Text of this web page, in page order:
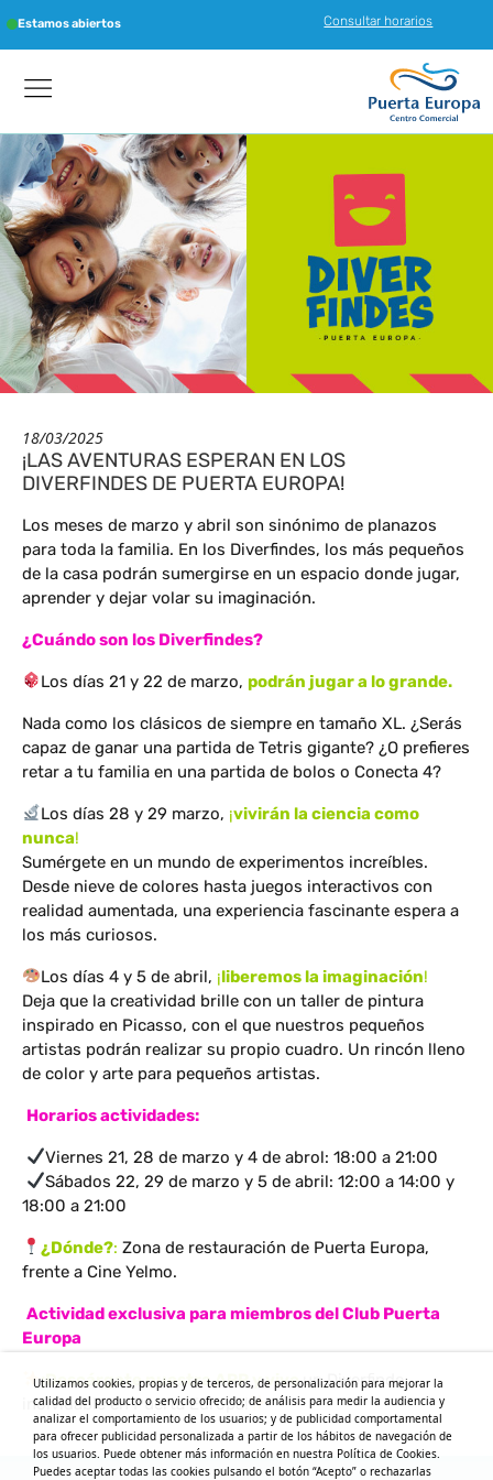
Estamos abiertos Consultar horarios
18/03/2025
¡LAS AVENTURAS ESPERAN EN LOS
DIVERFINDES DE PUERTA EUROPA!
Los meses de marzo y abril son sinónimo de planazos
para toda la familia. En los Diverfindes, los más pequeños
de la casa podrán sumergirse en un espacio donde jugar,
aprender y dejar volar su imaginación.
¿Cuándo son los Diverfindes?
Los días 21 y 22 de marzo,podrán jugar a lo grande.
Nada como los clásicos de siempre en tamaño XL. ¿Serás
capaz de ganar una partida de Tetris gigante? ¿O prefieres
retar a tu familia en una partida de bolos o Conecta 4?
Los días 28 y 29 marzo, ¡vivirán la ciencia como
nunca!
Sumérgete en un mundo de experimentos increíbles.
Desde nieve de colores hasta juegos interactivos con
realidad aumentada, una experiencia fascinante espera a
los más curiosos.
Los días 4 y 5 de abril, ¡liberemos la imaginación!
Deja que la creatividad brille con un taller de pintura
inspirado en Picasso, con el que nuestros pequeños
artistas podrán realizar su propio cuadro. Un rincón lleno
de color y arte para pequeños artistas.
Horarios actividades:
Viernes 21, 28 de marzo y 4 de abrol: 18:00 a 21:00
Sábados 22, 29 de marzo y 5 de abril: 12:00 a 14:00 y
18:00 a 21:00
¿Dónde?: Zona de restauración de Puerta Europa,
frente a Cine Yelmo.
Actividad exclusiva para miembros del Club Puerta
Europa
¡Descárgate nuestra APP y viveun Diverfinde
inolvidable en Puerta Europa!
Utilizamos cookies, propias y de terceros, de personalización para mejorar la
calidad del producto o servicio ofrecido; de análisis para medir la audiencia y
analizar el comportamiento de los usuarios; y de publicidad comportamental
para ofrecer publicidad personalizada a partir de los hábitos de navegación de
los usuarios. Puede obtener más información en nuestra Política de Cookies.
Puedes aceptar todas las cookies pulsando el botón “Acepto” o rechazarlas